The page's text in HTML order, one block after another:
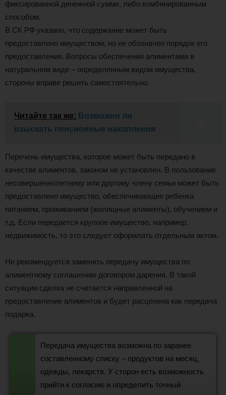
фиксированной денежной сумме, либо комбинированным
способом.
В СК РФ указано, что содержание может быть
предоставлено имуществом, но не обозначен порядок его
предоставления. Вопросы обеспечения алиментами в
натуральном виде – определенным видом имущества,
стороны вправе решить самостоятельно.
Читайте так же: Возможно ли
взыскать пенсионные накопления
Перечень имущества, которое может быть передано в
качестве алиментов, законом не установлен. В пользование
несовершеннолетнему или другому члену семьи может быть
предоставлено имущество, обеспечивающее ребенка
питанием, проживанием (жилищные алименты), обучением и
т.д. Если передается крупное имущество, например,
недвижимость, то это следует оформлять отдельным актом.
Не рекомендуется заменять передачу имущества по
алиментному соглашению договором дарения. В такой
ситуации сделка не считается направленной на
предоставление алиментов и будет расценена как передача
подарка.
Передача имущества возможна по заранее
составленному списку – продуктов на месяц,
одежды, лекарств. У сторон есть возможность
прийти к согласию и определить точный